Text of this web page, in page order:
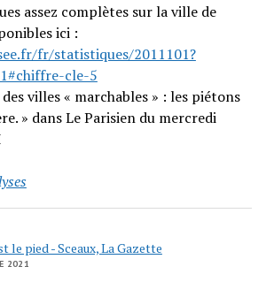
assez complètes sur la ville de
ici :
fr/statistiques/2011101?
cle-5
villes « marchables » : les piétons
» dans Le Parisien du mercredi
le pied - Sceaux, La Gazette
2021